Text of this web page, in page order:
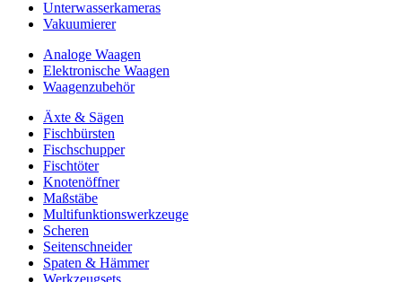
Unterwasserkameras
Vakuumierer
Analoge Waagen
Elektronische Waagen
Waagenzubehör
Äxte & Sägen
Fischbürsten
Fischschupper
Fischtöter
Knotenöffner
Maßstäbe
Multifunktionswerkzeuge
Scheren
Seitenschneider
Spaten & Hämmer
Werkzeugsets